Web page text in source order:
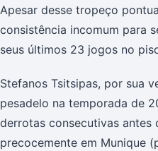
Apesar desse tropeço
consistência incomum para
seus últimos 23 jogos no
Stefanos Tsitsipas, por sua
pesadelo na temporada de
derrotas consecutivas antes
precocemente em Munique